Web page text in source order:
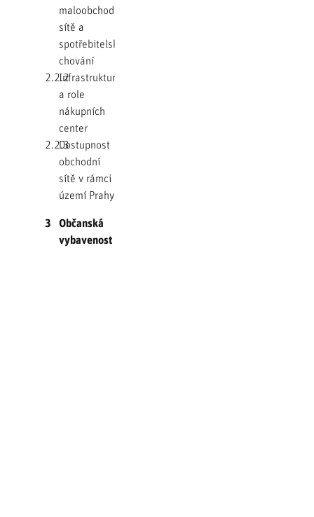
maloobchodní
sítě a
spotřebitelského
chování
2.2.2Infrastruktura
a role
nákupních
center
2.2.3Dostupnost
obchodní
sítě v rámci
území Prahy
3
Občanská
vybavenost